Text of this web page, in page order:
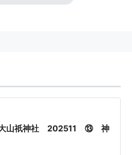
山祇神社 202511 ⑬ 神